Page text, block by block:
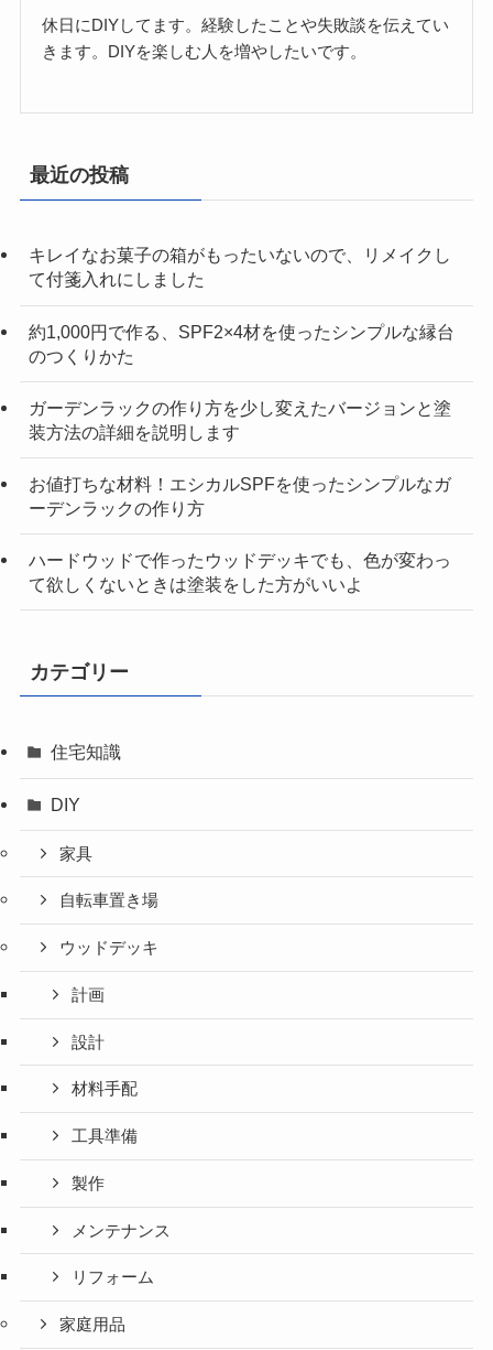
休日にDIYしてます。経験したことや失敗談を伝えてい
きます。DIYを楽しむ人を増やしたいです。
最近の投稿
キレイなお菓子の箱がもったいないので、リメイクし
て付箋入れにしました
約1,000円で作る、SPF2×4材を使ったシンプルな縁台
のつくりかた
ガーデンラックの作り方を少し変えたバージョンと塗
装方法の詳細を説明します
お値打ちな材料！エシカルSPFを使ったシンプルなガ
ーデンラックの作り方
ハードウッドで作ったウッドデッキでも、色が変わっ
て欲しくないときは塗装をした方がいいよ
カテゴリー
住宅知識
DIY
家具
自転車置き場
ウッドデッキ
計画
設計
材料手配
工具準備
製作
メンテナンス
リフォーム
家庭用品